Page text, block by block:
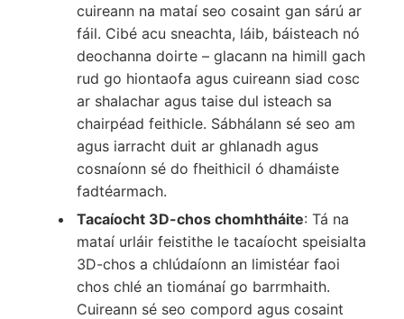
cuireann na mataí seo cosaint gan sárú ar
fáil. Cibé acu sneachta, láib, báisteach nó
deochanna doirte – glacann na himill gach
rud go hiontaofa agus cuireann siad cosc
ar shalachar agus taise dul isteach sa
chairpéad feithicle. Sábhálann sé seo am
agus iarracht duit ar ghlanadh agus
cosnaíonn sé do fheithicil ó dhamáiste
fadtéarmach.
Tacaíocht 3D-chos chomhtháite: Tá na
mataí urláir feistithe le tacaíocht speisialta
3D-chos a chlúdaíonn an limistéar faoi
chos chlé an tiománaí go barrmhaith.
Cuireann sé seo compord agus cosaint